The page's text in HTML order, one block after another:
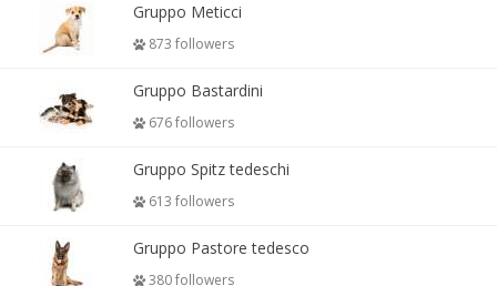
Gruppo Meticci
873 followers
Gruppo Bastardini
676 followers
Gruppo Spitz tedeschi
613 followers
Gruppo Pastore tedesco
380 followers